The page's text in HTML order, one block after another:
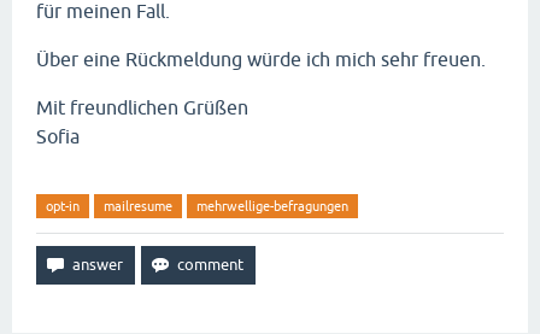
für meinen Fall.
Über eine Rückmeldung würde ich mich sehr freuen.
Mit freundlichen Grüßen
Sofia
opt-in mailresume mehrwellige-befragungen